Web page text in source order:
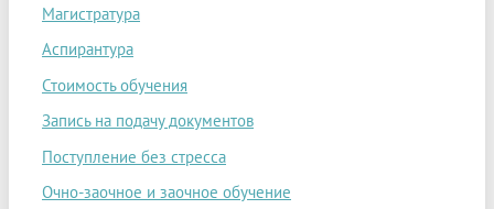
Магистратура
Аспирантура
Стоимость обучения
Запись на подачу документов
Поступление без стресса
Очно-заочное и заочное обучение